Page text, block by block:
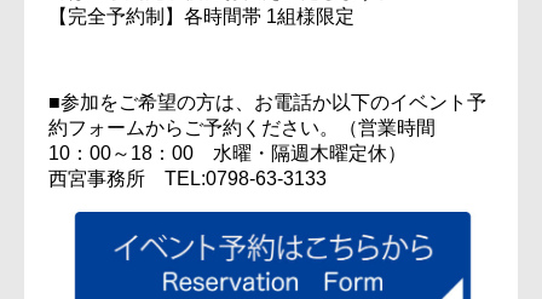
【完全予約制】各時間帯 1組様限定
■参加をご希望の方は、お電話か以下のイベント予
約フォームからご予約ください。（営業時間
10：00～18：00 水曜・隔週木曜定休）
西宮事務所 TEL:0798-63-3133